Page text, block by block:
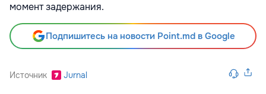
момент задержания.
Подпишитесь на новости Point.md в Google
Источник Jurnal